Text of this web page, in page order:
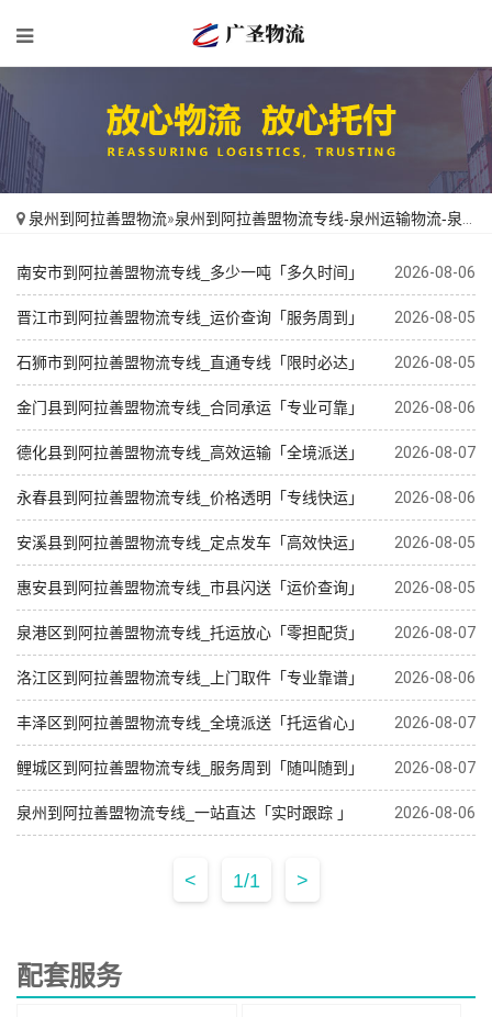
泉州到阿拉善盟物流»泉州到阿拉善盟物流专线-泉州运输物流-泉州到阿拉善盟物流公司
南安市到阿拉善盟物流专线_多少一吨「多久时间」 2026-08-06
晋江市到阿拉善盟物流专线_运价查询「服务周到」 2026-08-05
石狮市到阿拉善盟物流专线_直通专线「限时必达」 2026-08-05
金门县到阿拉善盟物流专线_合同承运「专业可靠」 2026-08-06
德化县到阿拉善盟物流专线_高效运输「全境派送」 2026-08-07
永春县到阿拉善盟物流专线_价格透明「专线快运」 2026-08-06
安溪县到阿拉善盟物流专线_定点发车「高效快运」 2026-08-05
惠安县到阿拉善盟物流专线_市县闪送「运价查询」 2026-08-05
泉港区到阿拉善盟物流专线_托运放心「零担配货」 2026-08-07
洛江区到阿拉善盟物流专线_上门取件「专业靠谱」 2026-08-06
丰泽区到阿拉善盟物流专线_全境派送「托运省心」 2026-08-07
鲤城区到阿拉善盟物流专线_服务周到「随叫随到」 2026-08-07
泉州到阿拉善盟物流专线_一站直达「实时跟踪 」 2026-08-06
< 1/1 >
配套服务